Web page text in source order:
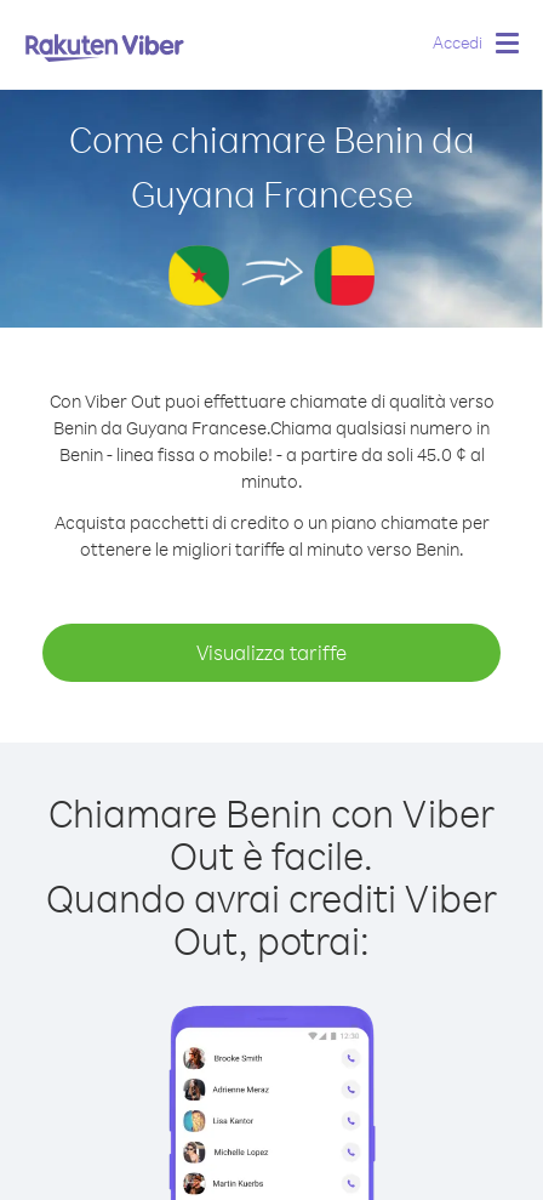
Accedi
Come chiamare Benin da
Guyana Francese
Con Viber Out puoi effettuare chiamate di qualità verso
Benin da Guyana Francese.Chiama qualsiasi numero in
Benin - linea fissa o mobile! - a partire da soli 45.0 ¢ al
minuto.
Acquista pacchetti di credito o un piano chiamate per
ottenere le migliori tariffe al minuto verso Benin.
Visualizza tariffe
Chiamare Benin con Viber
Out è facile.
Quando avrai crediti Viber
Out, potrai: